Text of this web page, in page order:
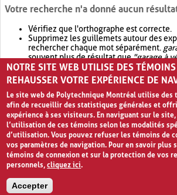
Votre recherche n'a donné aucun
Vérifiez que l'orthographe est correcte.
Supprimez les guillemets autour des
rechercher chaque mot séparément.
souvent plus de résultat que"garage à
Envisagez d'élargir votre recherche avec
retournera souvent plus de résultat que
NOTRE SITE WEB UTILISE DES
REHAUSSER VOTRE EXPÉRIENCE DE
Le site web de Polytechnique Montréal utilise des
afin de recueillir des statistiques générales et
expérience à ses visiteurs. En naviguant sur le
l’utilisation de ces témoins selon les modalités
d’utilisation. Vous pouvez refuser les témoins de
vos paramètres de navigation. Pour en savoir plus
témoins de connexion et sur la protection de vos
personnels,cliquez ici.
Accepter